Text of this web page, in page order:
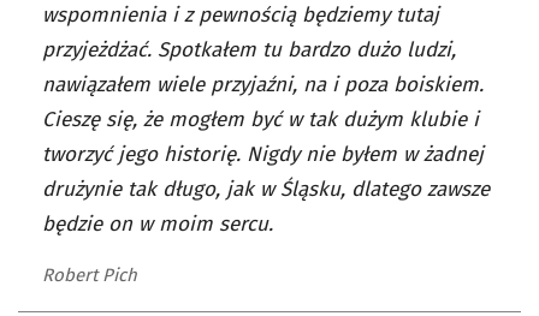
wspomnienia i z pewnością będziemy tutaj
przyjeżdżać. Spotkałem tu bardzo dużo ludzi,
nawiązałem wiele przyjaźni, na i poza boiskiem.
Cieszę się, że mogłem być w tak dużym klubie i
tworzyć jego historię. Nigdy nie byłem w żadnej
drużynie tak długo, jak w Śląsku, dlatego zawsze
będzie on w moim sercu.
Robert Pich